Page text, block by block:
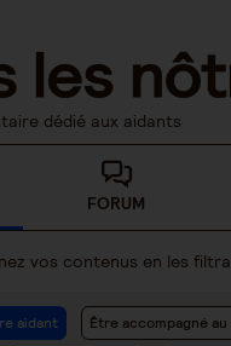
dédié aux aidants
FORUM
vos contenus en les
aidant Être accompagné